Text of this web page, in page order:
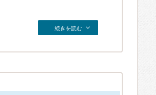
続きを読む